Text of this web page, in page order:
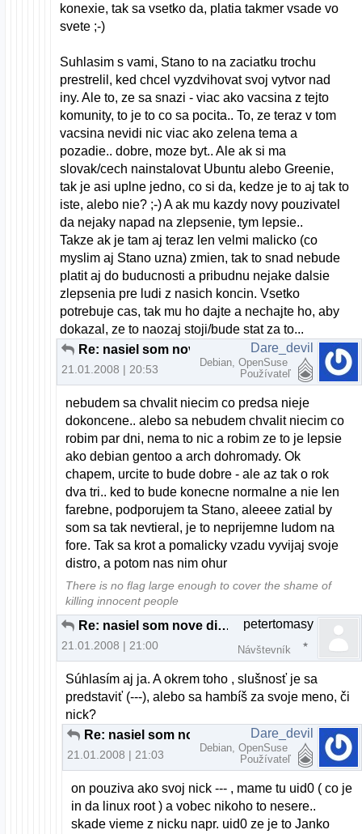
konexie, tak sa vsetko da, platia takmer vsade vo
svete ;-)
Suhlasim s vami, Stano to na zaciatku trochu
prestrelil, ked chcel vyzdvihovat svoj vytvor nad
iny. Ale to, ze sa snazi - viac ako vacsina z tejto
komunity, to je to co sa pocita.. To, ze teraz v tom
vacsina nevidi nic viac ako zelena tema a
pozadie.. dobre, moze byt.. Ale ak si ma
slovak/cech nainstalovat Ubuntu alebo Greenie,
tak je asi uplne jedno, co si da, kedze je to aj tak to
iste, alebo nie? ;-) A ak mu kazdy novy pouzivatel
da nejaky napad na zlepsenie, tym lepsie..
Takze ak je tam aj teraz len velmi malicko (co
myslim aj Stano uzna) zmien, tak to snad nebude
platit aj do buducnosti a pribudnu nejake dalsie
zlepsenia pre ludi z nasich koncin. Vsetko
potrebuje cas, tak mu ho dajte a nechajte ho, aby
dokazal, ze to naozaj stoji/bude stat za to...
21.01.2008 | 20:53
Dare_devil
Debian, OpenSuse
Používateľ
nebudem sa chvalit niecim co predsa nieje
dokoncene.. alebo sa nebudem chvalit niecim co
robim par dni, nema to nic a robim ze to je lepsie
ako debian gentoo a arch dohromady. Ok
chapem, urcite to bude dobre - ale az tak o rok
dva tri.. ked to bude konecne normalne a nie len
farebne, podporujem ta Stano, aleeee zatial by
som sa tak nevtieral, je to neprijemne ludom na
fore. Tak sa krot a pomalicky vzadu vyvijaj svoje
distro, a potom nas nim ohur
There is no flag large enough to cover the shame of
killing innocent people
Re: nasiel som nove distro
21.01.2008 | 21:00
petertomasy
Návštevník
Súhlasím aj ja. A okrem toho , slušnosť je sa
predstaviť (---), alebo sa hambíš za svoje meno, či
nick?
21.01.2008 | 21:03
Dare_devil
Debian, OpenSuse
Používateľ
on pouziva ako svoj nick --- , mame tu uid0 ( co je
in da linux root ) a vobec nikoho to nesere..
skade vieme z nicku napr. uid0 ze je to Janko